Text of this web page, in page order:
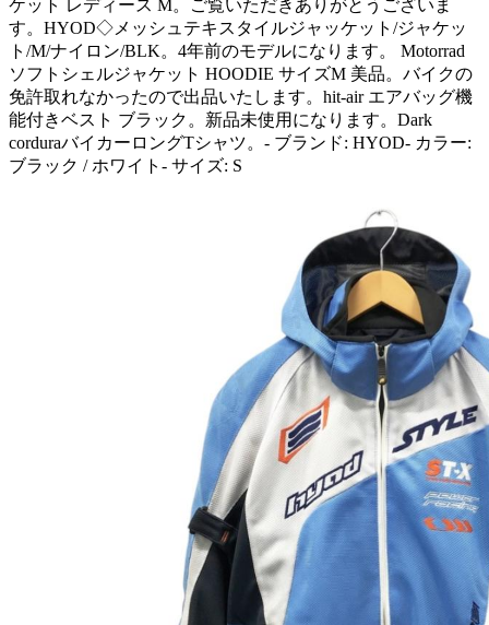
ケット レディース M。ご覧いただきありがとうございま
す。HYOD◇メッシュテキスタイルジャッケット/ジャケッ
ト/M/ナイロン/BLK。4年前のモデルになります。 Motorrad
ソフトシェルジャケット HOODIE サイズM 美品。バイクの
免許取れなかったので出品いたします。hit-air エアバッグ機
能付きベスト ブラック。新品未使用になります。Dark
corduraバイカーロングTシャツ。- ブランド: HYOD- カラー:
ブラック / ホワイト- サイズ: S